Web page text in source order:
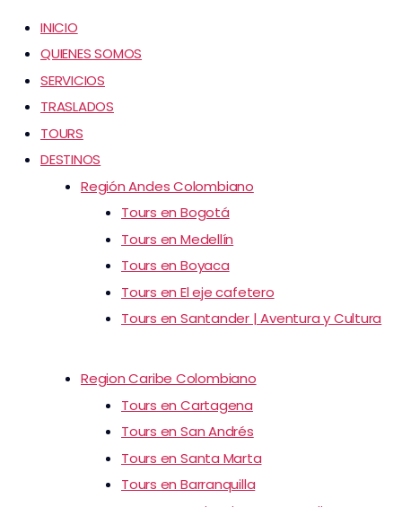
INICIO
QUIENES SOMOS
SERVICIOS
TRASLADOS
TOURS
DESTINOS
Región Andes Colombiano
Tours en Bogotá
Tours en Medellín
Tours en Boyaca
Tours en El eje cafetero
Tours en Santander | Aventura y Cultura
Region Caribe Colombiano
Tours en Cartagena
Tours en San Andrés
Tours en Santa Marta
Tours en Barranquilla